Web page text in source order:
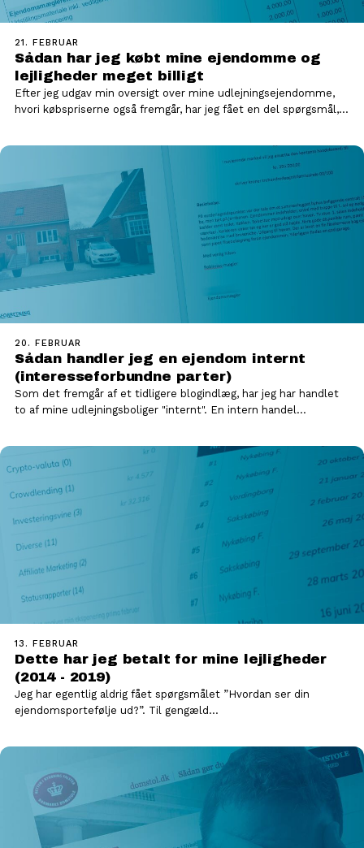
21. FEBRUAR
Sådan har jeg købt mine ejendomme og
lejligheder meget billigt
Efter jeg udgav min oversigt over mine udlejningsejendomme,
hvori købspriserne også fremgår, har jeg fået en del spørgsmål,
20. FEBRUAR
Sådan handler jeg en ejendom internt
(interesseforbundne parter)
Som det fremgår af et tidligere blogindlæg, har jeg har handlet
to af mine udlejningsboliger "internt". En intern handel…
13. FEBRUAR
Dette har jeg betalt for mine lejligheder
(2014 - 2019)
Jeg har egentlig aldrig fået spørgsmålet ”Hvordan ser din
ejendomsportefølje ud?”. Til gengæld…